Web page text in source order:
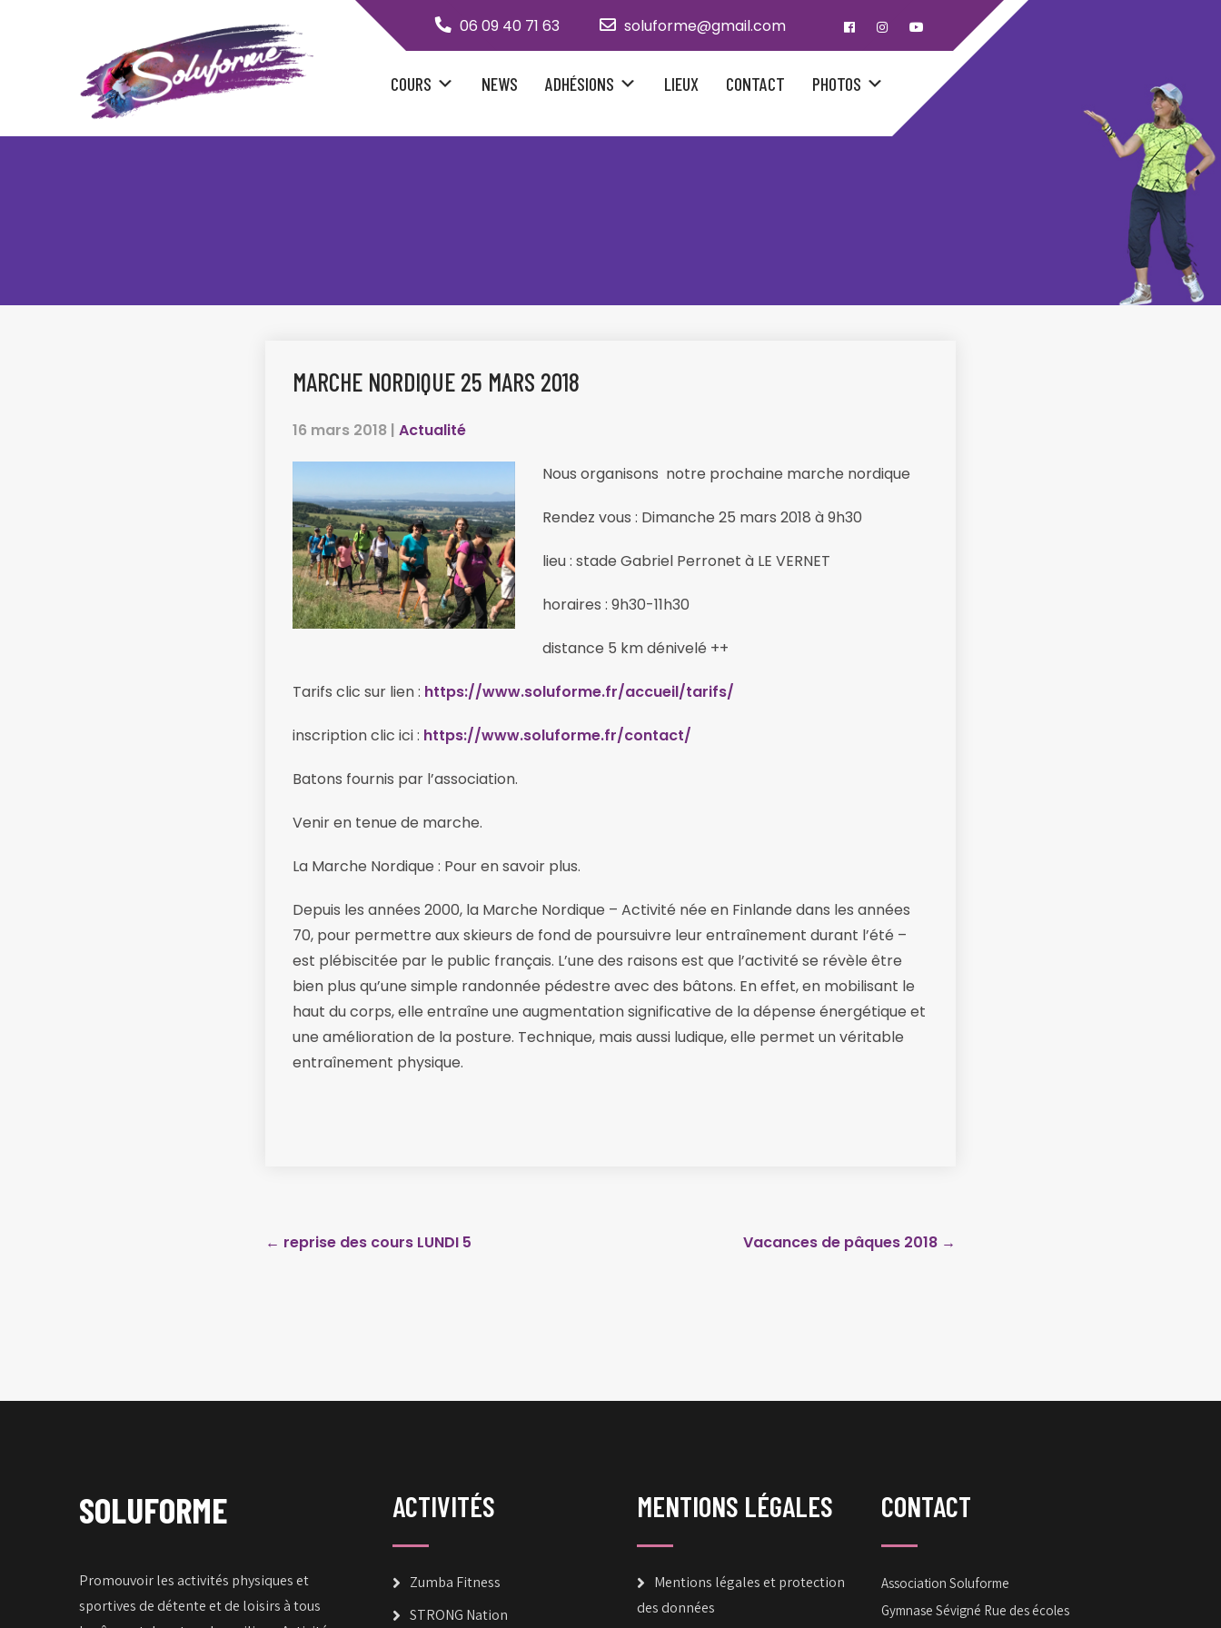
06 09 40 71 63 soluforme@gmail.com
COURS NEWS ADHÉSIONS LIEUX CONTACT PHOTOS
MARCHE NORDIQUE 25 MARS 2018
16 mars 2018 | Actualité
Nous organisons notre prochaine marche nordique
Rendez vous : Dimanche 25 mars 2018 à 9h30
lieu : stade Gabriel Perronet à LE VERNET
horaires : 9h30-11h30
distance 5 km dénivelé ++
Tarifs clic sur lien : https://www.soluforme.fr/accueil/tarifs/
inscription clic ici : https://www.soluforme.fr/contact/
Batons fournis par l’association.
Venir en tenue de marche.
La Marche Nordique : Pour en savoir plus.
Depuis les années 2000, la Marche Nordique – Activité née en Finlande dans les années
70, pour permettre aux skieurs de fond de poursuivre leur entraînement durant l’été –
est plébiscitée par le public français. L’une des raisons est que l’activité se révèle être
bien plus qu’une simple randonnée pédestre avec des bâtons. En effet, en mobilisant le
haut du corps, elle entraîne une augmentation significative de la dépense énergétique et
une amélioration de la posture. Technique, mais aussi ludique, elle permet un véritable
entraînement physique.
navigation
← reprise des cours LUNDI 5 Vacances de pâques 2018 →
SOLUFORME
Promouvoir les activités physiques et
sportives de détente et de loisirs à tous
ACTIVITÉS
Zumba Fitness
STRONG Nation
MENTIONS LÉGALES
Mentions légales et protection
des données
CONTACT
Association Soluforme
Gymnase Sévigné Rue des écoles